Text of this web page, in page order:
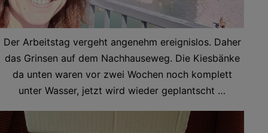
Der Arbeitstag vergeht angenehm ereignislos. Daher
das Grinsen auf dem Nachhauseweg. Die Kiesbänke
da unten waren vor zwei Wochen noch komplett
unter Wasser, jetzt wird wieder geplantscht …